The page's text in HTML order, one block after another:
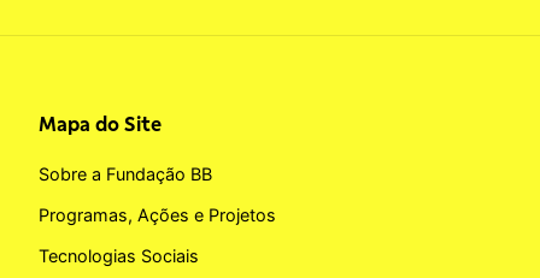
Mapa do Site
Sobre a Fundação BB
Programas, Ações e Projetos
Tecnologias Sociais